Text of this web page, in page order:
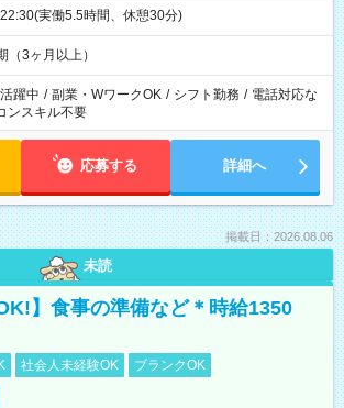
実働5.5時間、休憩30分)
（3ヶ月以上）
躍中 / 副業・WワークOK / シフト勤務 / 電話対応な
ンスキル不要
応募する 詳細へ
掲載日：2026.08.06
未読
】食事の準備など＊時給1350
社会人未経験OK
ブランクOK